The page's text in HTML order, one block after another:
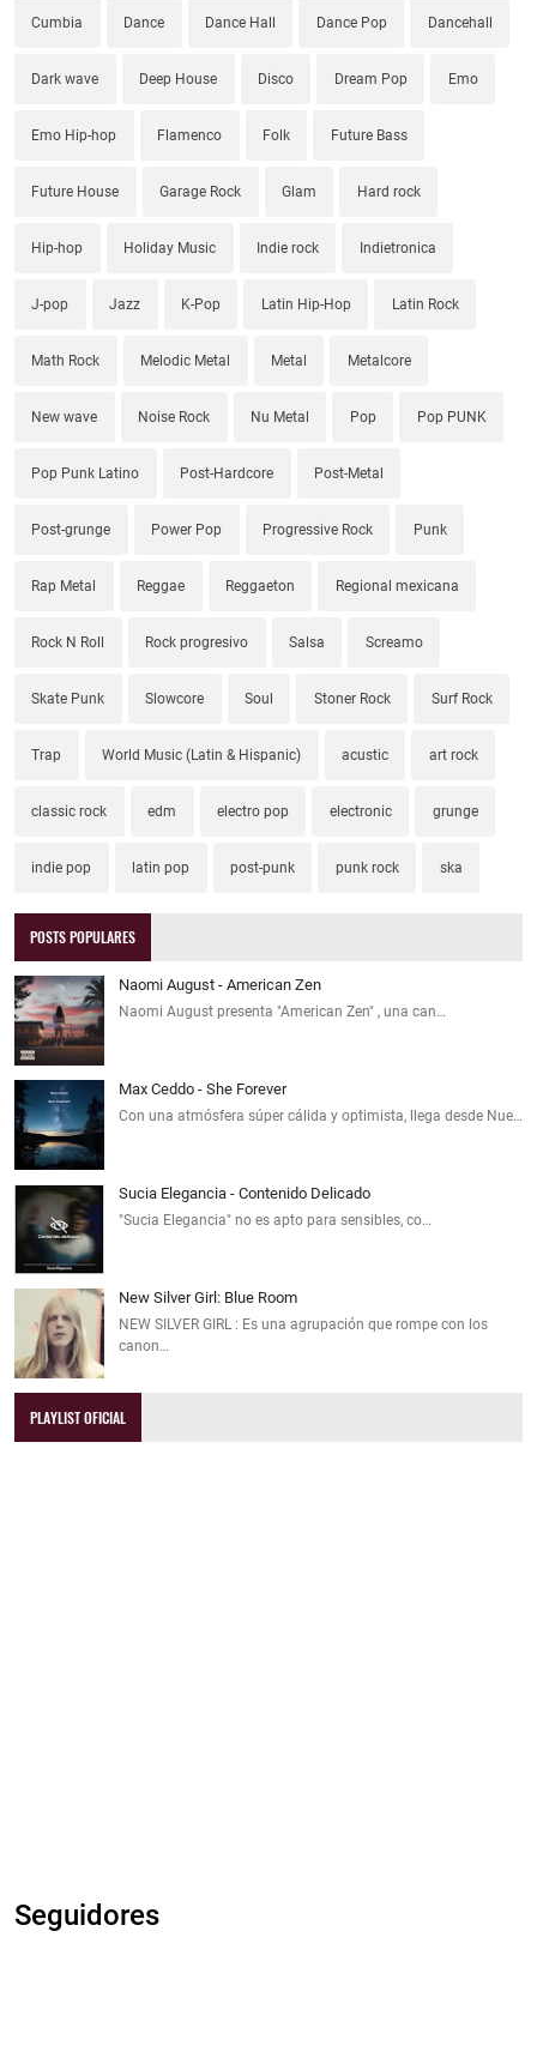
Cumbia Dance Dance Hall Dance Pop Dancehall
Dark wave Deep House Disco Dream Pop Emo
Emo Hip-hop Flamenco Folk Future Bass
Future House Garage Rock Glam Hard rock
Hip-hop Holiday Music Indie rock Indietronica
J-pop Jazz K-Pop Latin Hip-Hop Latin Rock
Math Rock Melodic Metal Metal Metalcore
New wave Noise Rock Nu Metal Pop Pop PUNK
Pop Punk Latino Post-Hardcore Post-Metal
Post-grunge Power Pop Progressive Rock Punk
Rap Metal Reggae Reggaeton Regional mexicana
Rock N Roll Rock progresivo Salsa Screamo
Skate Punk Slowcore Soul Stoner Rock Surf Rock
Trap World Music (Latin & Hispanic) acustic art rock
classic rock edm electro pop electronic grunge
indie pop latin pop post-punk punk rock ska
POSTS POPULARES
Naomi August - American Zen
Naomi August presenta "American Zen" , una can…
Max Ceddo - She Forever
Con una atmósfera súper cálida y optimista, llega desde Nue…
Sucia Elegancia - Contenido Delicado
"Sucia Elegancia" no es apto para sensibles, co…
New Silver Girl: Blue Room
NEW SILVER GIRL : Es una agrupación que rompe con los
canon…
PLAYLIST OFICIAL
Seguidores